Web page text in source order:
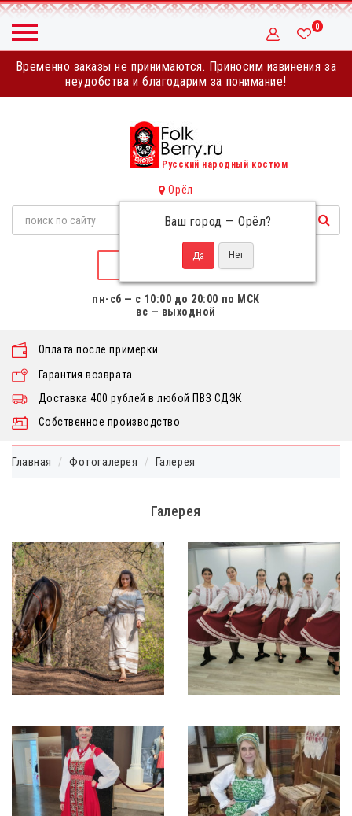
Временно заказы не принимаются. Приносим извинения за
неудобства и благодарим за понимание!
0
Русский народный костюм
Орёл
Ваш город —Орёл?
НАПИСАТЬ НАМ
пн-сб — с 10:00 до 20:00 по МСК
вс — выходной
Собственное производство
Оплата после примерки
Гарантия возврата
Доставка 400 рублей в любой ПВЗ СДЭК
Главная Фотогалерея Галерея
Галерея